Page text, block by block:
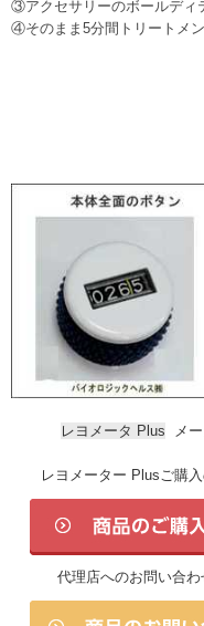
③アクセサリーのボールディ
④そのまま5分間トリートメン
レヨメータ Plus メ
レヨメーター Plusご購
代理店へのお問い合